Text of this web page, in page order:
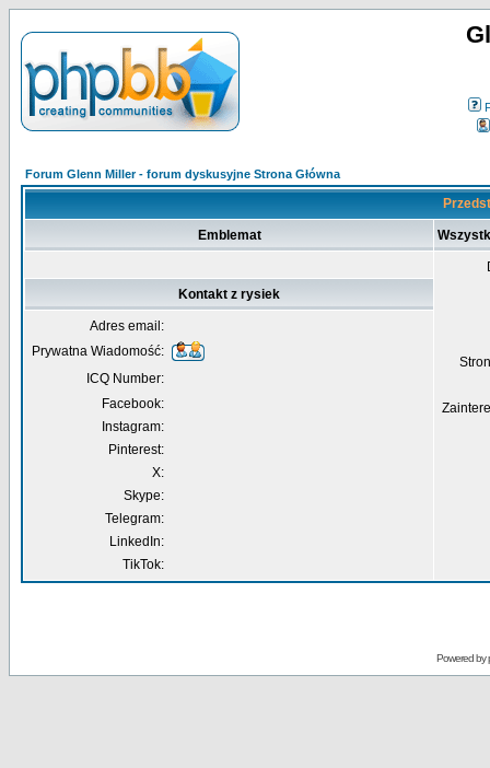
Forum Glenn Miller - forum dyskusyjne Strona Główna
Emblemat
Kontakt z rysiek
Adres email:
Prywatna Wiadomość:
ICQ Number:
Facebook:
Instagram:
Pinterest:
X:
Skype:
Telegram:
LinkedIn:
TikTok:
Powered by